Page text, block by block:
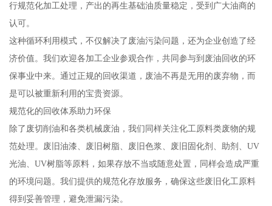
行规范化加工处理，产出的再生基础油质量稳定，受到广大油商的
认可。
这种循环利用模式，不仅解决了废油污染问题，还为企业创造了经
济价值。我们欢迎各加工企业参观合作，共同参与到废油回收的环
保事业中来。通过正规的回收渠道，废油不再是无用的废弃物，而
是可以被重新利用的宝贵资源。
规范化的回收体系助力环保
除了废切削油和各类机械废油，我们同样关注化工原料类废物的规
范处理。废旧油漆、废旧树脂、废旧色浆、废旧固化剂、助剂、UV
光油、UV树脂等原料，如果存放不当或随意处置，同样会造成严重
的环境问题。我们提供的规范化存放服务，确保这些废旧化工原料
得到妥善管理，避免泄漏污染。